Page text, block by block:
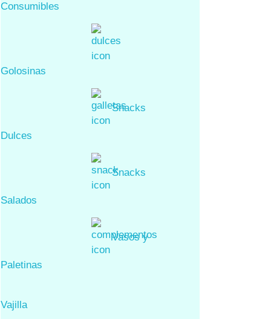
Consumibles
Golosinas
Snacks
Dulces
Snacks
Salados
Vasos y
Paletinas
Vajilla